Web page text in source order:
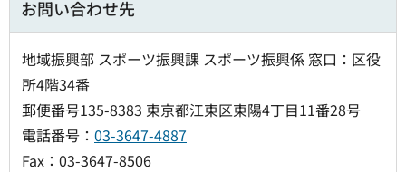
お問い合わせ先
地域振興部 スポーツ振興課 スポーツ振興係 窓口：区役
所4階34番
郵便番号135-8383 東京都江東区東陽4丁目11番28号
電話番号： 03-3647-4887
Fax：03-3647-8506